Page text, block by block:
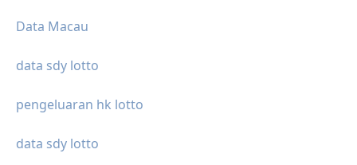
Data Macau
data sdy lotto
pengeluaran hk lotto
data sdy lotto